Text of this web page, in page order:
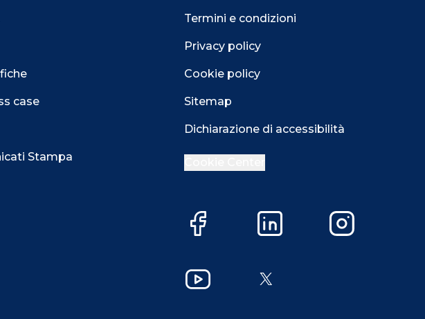
case
Stampa
Termini e condizioni
Privacy policy
Cookie policy
Sitemap
Dichiarazione di accessibilità
Facebook LinkedIn Instagram
YouTube X
Accetta Più opzioni